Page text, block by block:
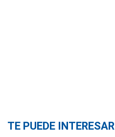
TE PUEDE INTERESAR